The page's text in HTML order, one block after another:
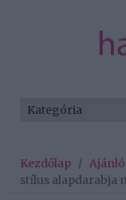
Kezdőlap / Ajánló
stílus alapdarabja